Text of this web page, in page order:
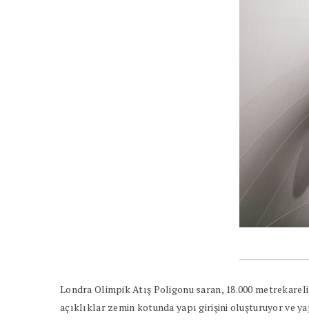
Londra Olimpik Atış Poligonu saran, 18.000
açıklıklar zemin kotunda yapı girişini oluşturuyor ve